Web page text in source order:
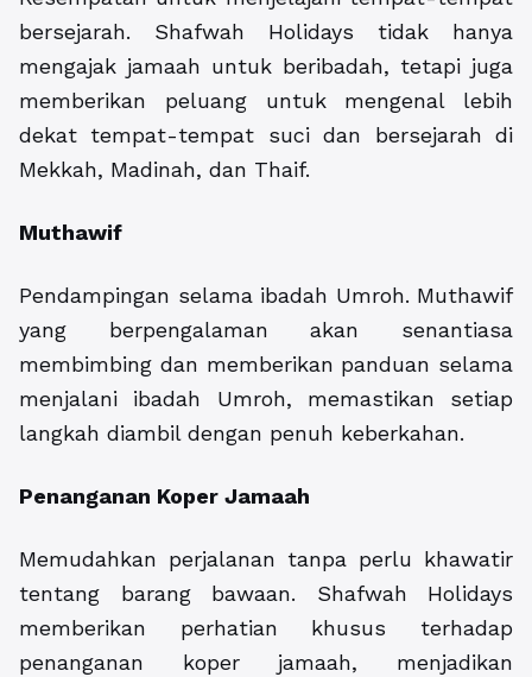
bersejarah. Shafwah Holidays tidak hanya
mengajak jamaah untuk beribadah, tetapi juga
memberikan peluang untuk mengenal lebih
dekat tempat-tempat suci dan bersejarah di
Mekkah, Madinah, dan Thaif.
Muthawif
Pendampingan selama ibadah Umroh. Muthawif
yang berpengalaman akan senantiasa
membimbing dan memberikan panduan selama
menjalani ibadah Umroh, memastikan setiap
langkah diambil dengan penuh keberkahan.
Penanganan Koper Jamaah
Memudahkan perjalanan tanpa perlu khawatir
tentang barang bawaan. Shafwah Holidays
memberikan perhatian khusus terhadap
penanganan koper jamaah, menjadikan